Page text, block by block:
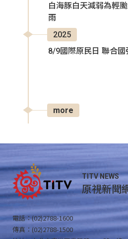
白海豚白天減弱為輕
雨
2025
8/9國際原民日 聯合
more
TITV NEWS
原視新聞
電話：(02)2788-1600
傳真：(02)2788-1500